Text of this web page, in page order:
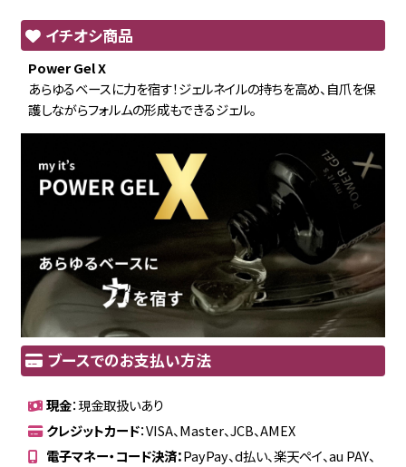
イチオシ商品
Power Gel X
あらゆるベースに力を宿す！ジェルネイルの持ちを高め、自爪を保
護しながらフォルムの形成もできるジェル。
ブースでのお支払い方法
現金：現金取扱いあり
クレジットカード：VISA、Master、JCB、AMEX
電子マネー・コード決済：PayPay、d払い、楽天ペイ、au PAY、